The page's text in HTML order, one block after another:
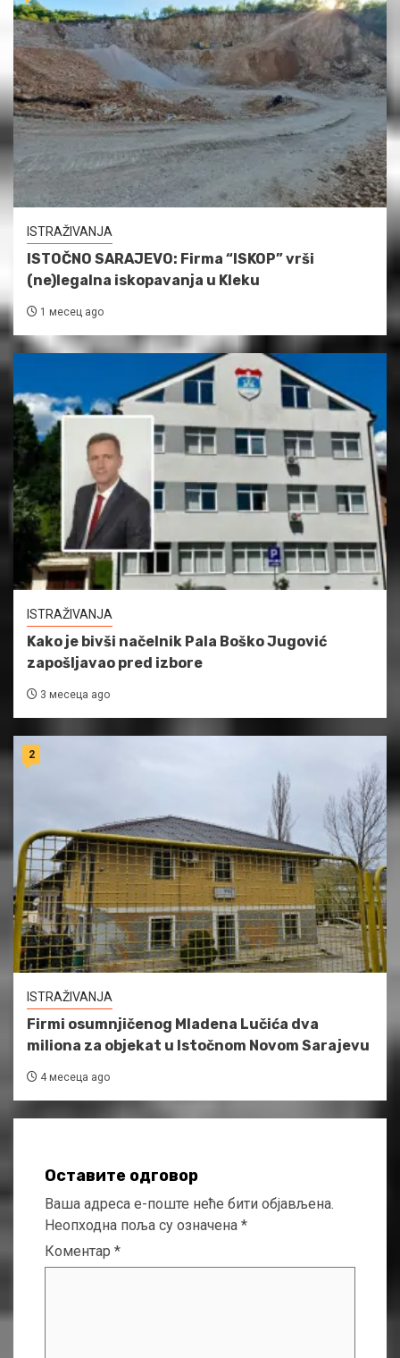
ISTRAŽIVANJA
ISTOČNO SARAJEVO: Firma “ISKOP” vrši
(ne)legalna iskopavanja u Kleku
1 месец ago
ISTRAŽIVANJA
Kako je bivši načelnik Pala Boško Jugović
zapošljavao pred izbore
3 месеца ago
2
ISTRAŽIVANJA
Firmi osumnjičenog Mladena Lučića dva
miliona za objekat u Istočnom Novom Sarajevu
4 месеца ago
Оставите одговор
Ваша адреса е-поште неће бити објављена.
Неопходна поља су означена *
Коментар *